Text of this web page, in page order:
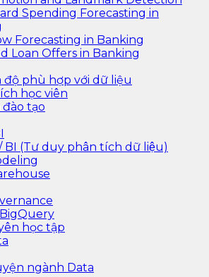
Spending Forecasting in
Forecasting in Banking
Loan Offers in Banking
độ phù hợp với dữ liệu
học viên
tạo
BI (Tư duy phân tích dữ liệu)
học tập
ngành Data